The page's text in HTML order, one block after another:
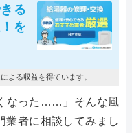
る
を
よる収益を得ています。
なった……」そんな風
業者に相談してみまし